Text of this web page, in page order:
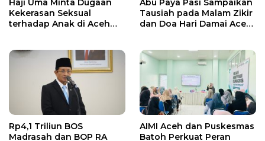
Haji Uma Minta Dugaan
Kekerasan Seksual
terhadap Anak di Aceh
Abu Paya Pasi Sampaikan
Tausiah pada Malam Zikir
dan Doa Hari Damai Aceh
Rp4,1 Triliun BOS
Madrasah dan BOP RA
AIMI Aceh dan Puskesmas
Batoh Perkuat Peran